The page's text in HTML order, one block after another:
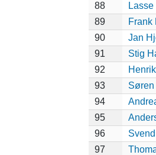
88
89
Frank
90
Jan
91
Stig
92
93
Søren
94
95
96
97